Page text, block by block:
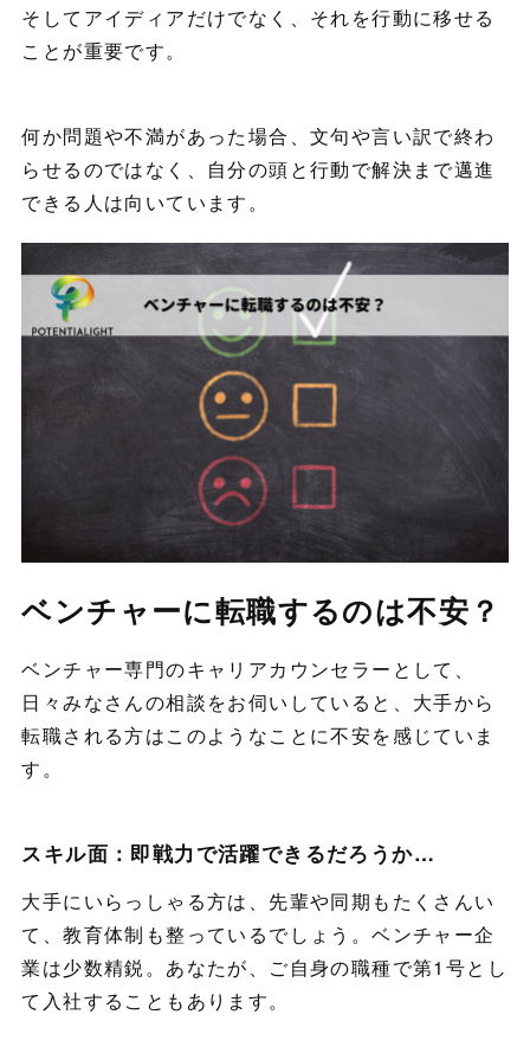
そしてアイディアだけでなく、それを行動に移せる
ことが重要です。
何か問題や不満があった場合、文句や言い訳で終わ
らせるのではなく、自分の頭と行動で解決まで邁進
できる人は向いています。
ベンチャーに転職するのは不安？
ベンチャー専門のキャリアカウンセラーとして、
日々みなさんの相談をお伺いしていると、大手から
転職される方はこのようなことに不安を感じていま
す。
スキル面：即戦力で活躍できるだろうか…
大手にいらっしゃる方は、先輩や同期もたくさんい
て、教育体制も整っているでしょう。ベンチャー企
業は少数精鋭。あなたが、ご自身の職種で第1号とし
て入社することもあります。